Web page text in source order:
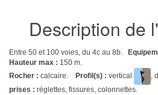
Description de
Entre 50 et 100 voies, du 4c au 8b.
Hauteur max : 150 m.
Rocher : calcaire. Profil(s) : vertical ,
prises : réglettes, fissures, colonnettes.